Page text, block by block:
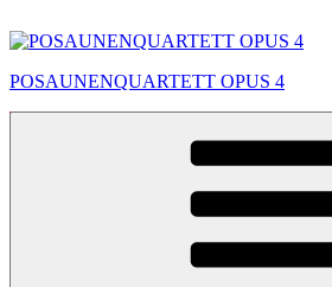
Inhalt
POSAUNENQUARTETT OPUS 4